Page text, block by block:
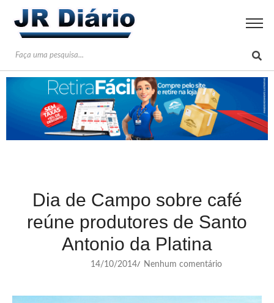
Dia de Campo sobre café
reúne produtores de Santo
Antonio da Platina
14/10/2014/ Nenhum comentário